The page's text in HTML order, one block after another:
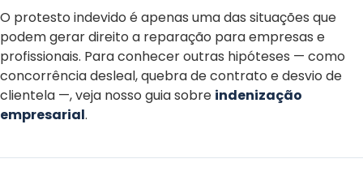
O protesto indevido é apenas uma das situações que
podem gerar direito a reparação para empresas e
profissionais. Para conhecer outras hipóteses — como
concorrência desleal, quebra de contrato e desvio de
clientela —, veja nosso guia sobre indenização
empresarial.